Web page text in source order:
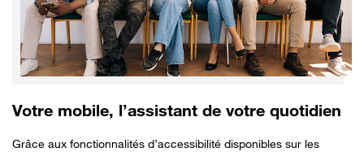
Votre mobile, l’assistant de votre quotidien
Grâce aux fonctionnalités d’accessibilité disponibles sur les